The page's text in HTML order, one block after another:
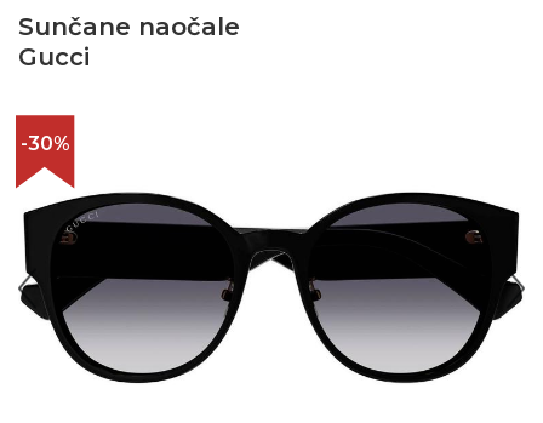
Sunčane naočale
Gucci
-30%